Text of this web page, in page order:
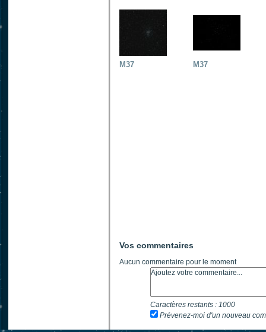
M37 M37
Vos commentaires
Aucun commentaire pour le moment
Caractères restants : 1000
Prévenez-moi d'un nouveau